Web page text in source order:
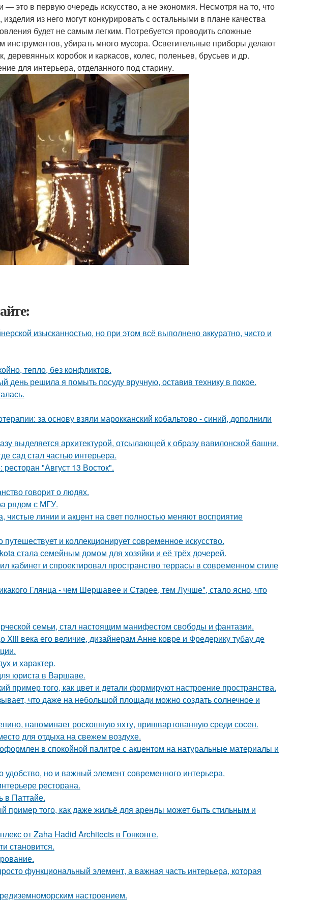
— это в первую очередь искусство, а не экономия. Несмотря на то, что
из него могут конкурировать с остальными в плане качества
будет не самым легким. Потребуется проводить сложные
инструментов, убирать много мусора. Осветительные приборы делают
деревянных коробок и каркасов, колес, поленьев, брусьев и др.
для интерьера, отделанного под старину.
изысканностью, но при этом всё выполнено аккуратно, чисто и
тепло, без конфликтов.
день решила я помыть посуду вручную, оставив технику в покое.
за основу взяли марокканский кобальтово - синий, дополнили
выделяется архитектурой, отсылающей к образу вавилонской башни.
сад стал частью интерьера.
ресторан "Август 13 Восток".
говорит о людях.
рядом с МГУ.
чистые линии и акцент на свет полностью меняют восприятие
и коллекционирует современное искусство.
стала семейным домом для хозяйки и её трёх дочерей.
и спроектировал пространство террасы в современном стиле
Глянца - чем Шершавее и Старее, тем Лучше", стало ясно, что
семьи, стал настоящим манифестом свободы и фантазии.
века его величие, дизайнерам Анне ковре и Фредерику тубау де
и характер.
юриста в Варшаве.
пример того, как цвет и детали формируют настроение пространства.
что даже на небольшой площади можно создать солнечное и
напоминает роскошную яхту, пришвартованную среди сосен.
для отдыха на свежем воздухе.
в спокойной палитре с акцентом на натуральные материалы и
удобство, но и важный элемент современного интерьера.
ресторана.
в Паттайе.
пример того, как даже жильё для аренды может быть стильным и
от Zaha Hadid Architects в Гонконге.
становится.
функциональный элемент, а важная часть интерьера, которая
настроением.